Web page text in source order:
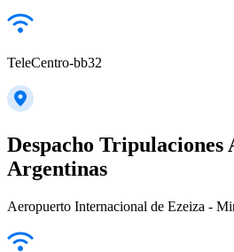
TeleCentro-bb32
Despacho Tripulaciones
Argentinas
Aeropuerto Internacional de Ezeiza -